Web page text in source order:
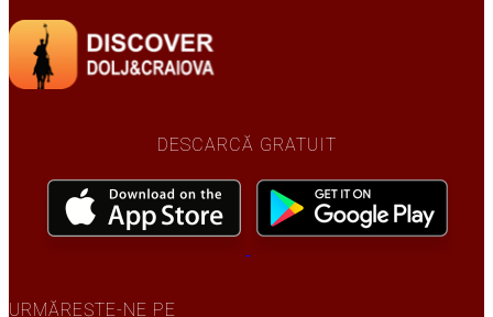
DESCARCĂ GRATUIT
URMĂREȘTE-NE PE